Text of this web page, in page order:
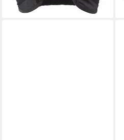
lieferbar - in 1-2 Werktagen bei dir